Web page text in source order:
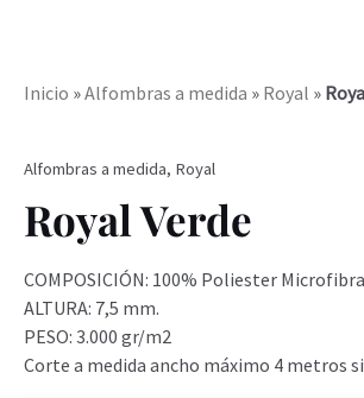
Inicio »Alfombras a medida » Royal »
Alfombras a medida, Royal
Royal Verde
COMPOSICIÓN: 100% Poliester Microfibra
ALTURA: 7,5 mm.
PESO: 3.000 gr/m2
Corte a medida ancho máximo 4 metros